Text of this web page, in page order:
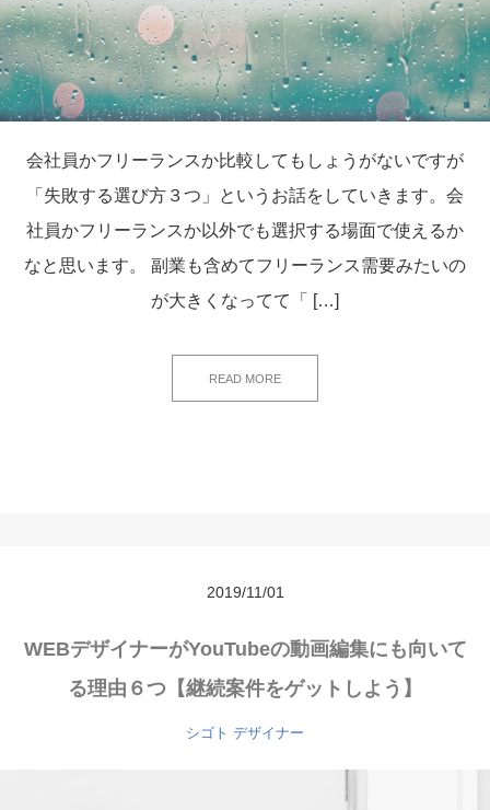
会社員かフリーランスか比較してもしょうがないですが
「失敗する選び方３つ」というお話をしていきます。会
社員かフリーランスか以外でも選択する場面で使えるか
なと思います。 副業も含めてフリーランス需要みたいの
が大きくなってて「 […]
READ MORE
2019/11/01
WEBデザイナーがYouTubeの動画編集にも向いて
る理由６つ【継続案件をゲットしよう】
シゴト デザイナー